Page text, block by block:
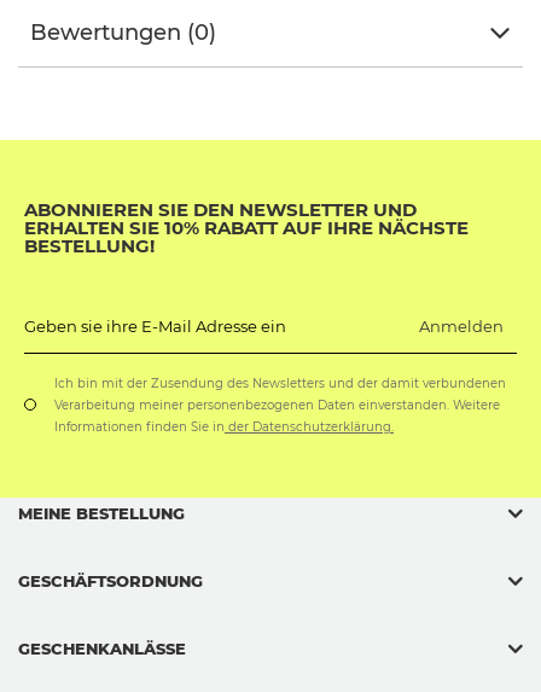
Bewertungen (0)
ABONNIEREN SIE DEN NEWSLETTER UND
ERHALTEN SIE 10% RABATT AUF IHRE NÄCHSTE
BESTELLUNG!
Geben sie ihre E-Mail Adresse ein Anmelden
Ich bin mit der Zusendung des Newsletters und der damit verbundenen
Verarbeitung meiner personenbezogenen Daten einverstanden. Weitere
Informationen finden Sie in der Datenschutzerklärung.
MEINE BESTELLUNG
GESCHÄFTSORDNUNG
GESCHENKANLÄSSE